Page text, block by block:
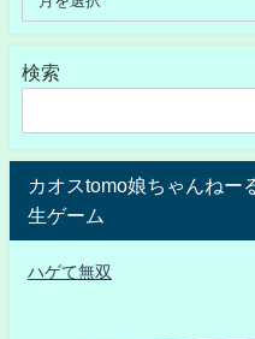
検索
カオスtomo娘ちゃんねー
生ゲーム
ハゲて無双